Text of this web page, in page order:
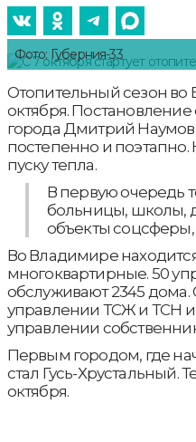
Фото: Губерния-33
Отопительный сезон во
октября.
города Дмитрий
постепенно и поэтапно.
пуску тепла.
В первую очередь
больницы, школы,
объекты соцсферы,
Во Владимире находится
многоквартирные. 50
обслуживают 2345 дома.
управлении ТСЖ и ТСН
управлении
Первым городом, где
стал Гусь-Хрустальный.
октября.